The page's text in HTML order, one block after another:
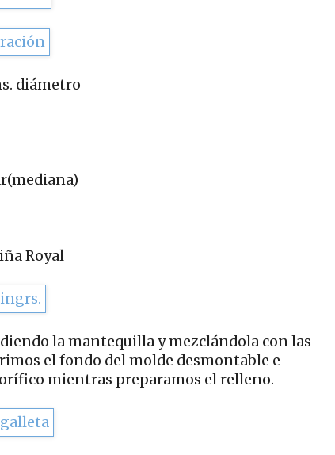
diámetro
Royal
la mantequilla y mezclándola con las
el fondo del molde desmontable e
mientras preparamos el relleno.